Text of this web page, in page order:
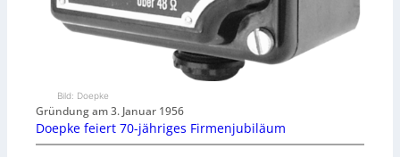
Bild: Doepke
Gründung am 3. Januar 1956
Doepke feiert 70-jähriges Firmenjubiläum